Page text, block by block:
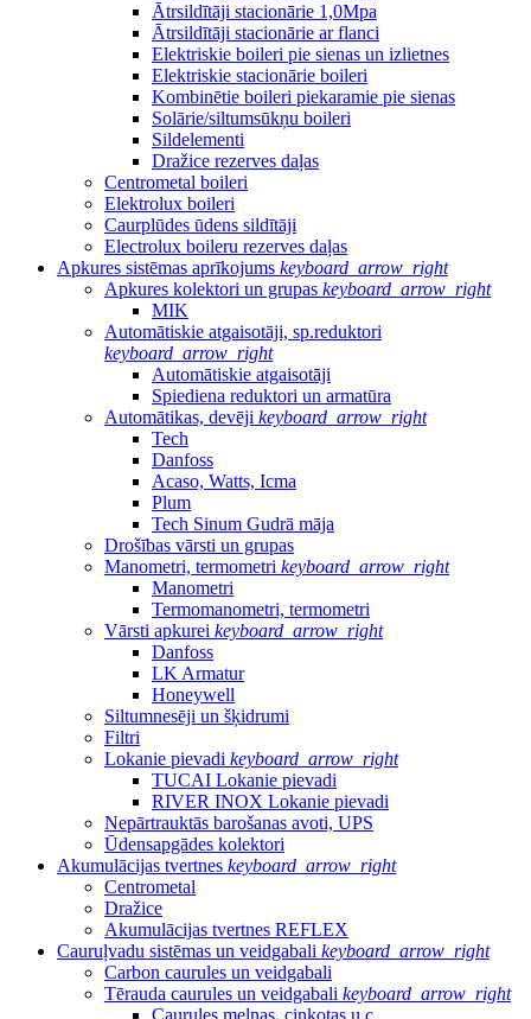
Ātrsildītāji stacionārie 1,0Mpa
Ātrsildītāji stacionārie ar flanci
Elektriskie boileri pie sienas un izlietnes
Elektriskie stacionārie boileri
Kombinētie boileri piekaramie pie sienas
Solārie/siltumsūkņu boileri
Sildelementi
Dražice rezerves daļas
Centrometal boileri
Elektrolux boileri
Caurplūdes ūdens sildītāji
Electrolux boileru rezerves daļas
Apkures sistēmas aprīkojums keyboard_arrow_right
Apkures kolektori un grupas keyboard_arrow_right
MIK
Automātiskie atgaisotāji, sp.reduktori
keyboard_arrow_right
Automātiskie atgaisotāji
Spiediena reduktori un armatūra
Automātikas, devēji keyboard_arrow_right
Tech
Danfoss
Acaso, Watts, Icma
Plum
Tech Sinum Gudrā māja
Drošības vārsti un grupas
Manometri, termometri keyboard_arrow_right
Manometri
Termomanometri, termometri
Vārsti apkurei keyboard_arrow_right
Danfoss
LK Armatur
Honeywell
Siltumnesēji un šķidrumi
Filtri
Lokanie pievadi keyboard_arrow_right
TUCAI Lokanie pievadi
RIVER INOX Lokanie pievadi
Nepārtrauktās barošanas avoti, UPS
Ūdensapgādes kolektori
Akumulācijas tvertnes keyboard_arrow_right
Centrometal
Dražice
Akumulācijas tvertnes REFLEX
Cauruļvadu sistēmas un veidgabali keyboard_arrow_right
Carbon caurules un veidgabali
Tērauda caurules un veidgabali keyboard_arrow_right
Caurules melnas, cinkotas u.c.